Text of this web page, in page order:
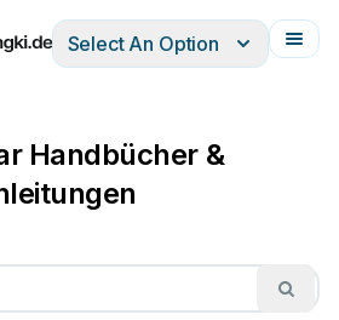
ItalianoFrançais
Select An Option
Handbücher &